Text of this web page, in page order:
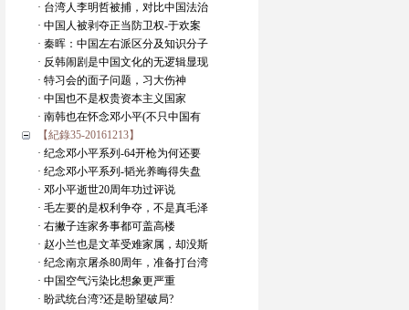
· 台湾人李明哲被捕，对比中国法治
· 中国人被剥夺正当防卫权-于欢案
· 秦晖：中国左右派区分及知识分子
· 反韩闹剧是中国文化的无逻辑显现
· 特习会的面子问题，习大伤神
· 中国也不是权贵资本主义国家
· 南韩也在怀念邓小平(不只中国有
【紀錄35-20161213】
· 纪念邓小平系列-64开枪为何还要
· 纪念邓小平系列-韬光养晦得失盘
· 邓小平逝世20周年功过评说
· 毛左要的是权利争夺，不是真毛泽
· 右撇子连家务事都可盖高楼
· 赵小兰也是文革受难家属，却没斯
· 纪念南京屠杀80周年，准备打台湾
· 中国空气污染比想象更严重
· 盼武统台湾?还是盼望破局?